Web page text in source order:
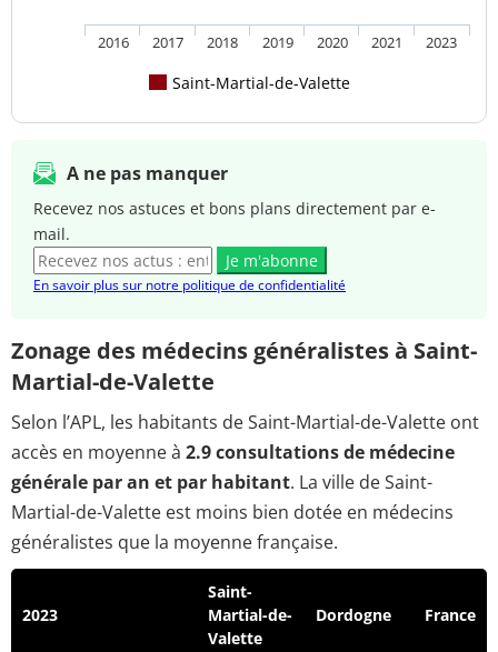
Saint-Martial-de-Valette
2016 2017 2018 2019 2020 2021 2023
A ne pas manquer
Recevez nos astuces et bons plans directement par e-
mail.
Je m'abonne
En savoir plus sur notre politique de confidentialité
Zonage des médecins généralistes à Saint-
Martial-de-Valette
Selon l’APL, les habitants de Saint-Martial-de-Valette ont
accès en moyenne à 2.9 consultations de médecine
générale par an et par habitant. La ville de Saint-
Martial-de-Valette est moins bien dotée en médecins
généralistes que la moyenne française.
2023
Saint-
Martial-de-
Valette
Dordogne France